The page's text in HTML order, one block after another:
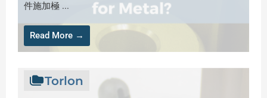
件施加極 ...
Read More →
Torlon